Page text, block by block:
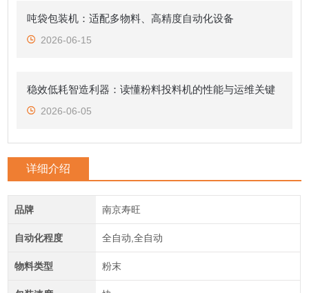
吨袋包装机：适配多物料、高精度自动化设备
2026-06-15
稳效低耗智造利器：读懂粉料投料机的性能与运维关键
2026-06-05
详细介绍
品牌 南京寿旺
自动化程度 全自动,全自动
物料类型 粉末